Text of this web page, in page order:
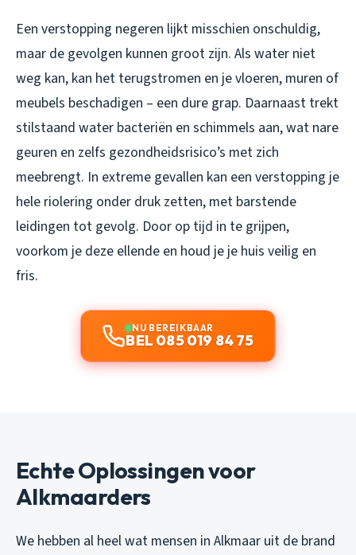
Een verstopping negeren lijkt misschien onschuldig,
maar de gevolgen kunnen groot zijn. Als water niet
weg kan, kan het terugstromen en je vloeren, muren of
meubels beschadigen – een dure grap. Daarnaast trekt
stilstaand water bacteriën en schimmels aan, wat nare
geuren en zelfs gezondheidsrisico’s met zich
meebrengt. In extreme gevallen kan een verstopping je
hele riolering onder druk zetten, met barstende
leidingen tot gevolg. Door op tijd in te grijpen,
voorkom je deze ellende en houd je je huis veilig en
fris.
NU BEREIKBAAR
BEL 085 019 84 75
Echte Oplossingen voor
Alkmaarders
We hebben al heel wat mensen in Alkmaar uit de brand